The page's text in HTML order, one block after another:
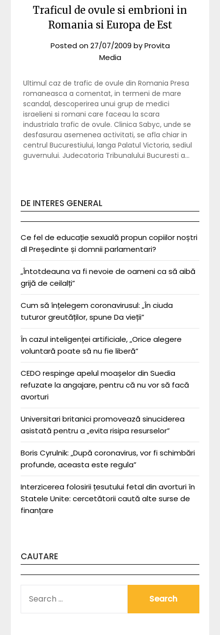
Traficul de ovule si embrioni in
Romania si Europa de Est
Posted on27/07/2009 byProvita
Media
Ultimul caz de trafic de ovule din Romania Presa
romaneasca a comentat, in termeni de mare
scandal, descoperirea unui grup de medici
israelieni si romani care faceau la scara
industriala trafic de ovule. Clinica Sabyc, unde se
desfasurau asemenea activitati, se afla chiar in
centrul Bucurestiului, langa Palatul Victoria, sediul
guvernului. Judecatoria Tribunalului Bucuresti a…
DE INTERES GENERAL
Ce fel de educație sexuală propun copiilor noștri
dl Președinte și domnii parlamentari?
„Întotdeauna va fi nevoie de oameni ca să aibă
grijă de ceilalți”
Cum să înțelegem coronavirusul: „În ciuda
tuturor greutăților, spune Da vieții”
În cazul inteligenței artificiale, „Orice alegere
voluntară poate să nu fie liberă”
CEDO respinge apelul moașelor din Suedia
refuzate la angajare, pentru că nu vor să facă
avorturi
Universitari britanici promovează sinuciderea
asistată pentru a „evita risipa resurselor”
Boris Cyrulnik: „După coronavirus, vor fi schimbări
profunde, aceasta este regula”
Interzicerea folosirii țesutului fetal din avorturi în
Statele Unite: cercetătorii caută alte surse de
finanțare
CAUTARE
FOR: